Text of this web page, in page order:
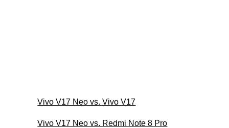
Vivo V17 Neo vs. Vivo V17
Vivo V17 Neo vs. Redmi Note 8 Pro